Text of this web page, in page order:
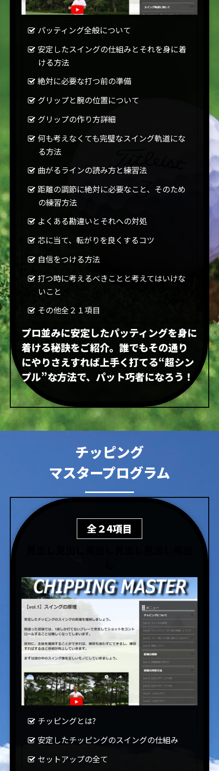
パッティング全般について
安定したスイングの仕組みとそれを身に着
ける方法
絶対に必要な打つ前の準備
グリップと腕の位置について
グリップの作り方詳細
何も考えなくても完璧なスイング軌道にな
る方法
曲がるラインの読み方と練習法
距離の調節に絶対に必要なこと、そのため
の練習方法
よくある勘違いとそれへの対処
芯に当て、転がりを良くするコツ
自信をつける方法
打つ時に考えるべきことと考えてはいけな
いこと
その他全２１項目
プロ並みに安定したパッティングを身に
着ける秘訣をご紹介。誰でもその通り
にやりさえすれば上手く打てる“超シン
プル”な方法で、パット巧者になろう！
チッピング
マスタープログラム
全２4項目
チッピングとは?
安定したチッピングのスイングの仕組み
セットアップの全て